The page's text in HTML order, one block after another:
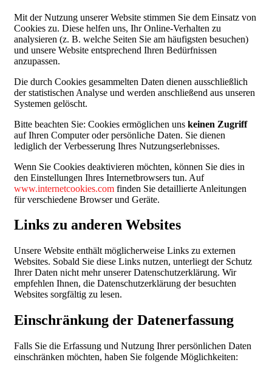
Mit der Nutzung unserer Website stimmen Sie dem Einsatz von
Cookies zu. Diese helfen uns, Ihr Online-Verhalten zu
analysieren (z. B. welche Seiten Sie am häufigsten besuchen)
und unsere Website entsprechend Ihren Bedürfnissen
anzupassen.
Die durch Cookies gesammelten Daten dienen ausschließlich
der statistischen Analyse und werden anschließend aus unseren
Systemen gelöscht.
Bitte beachten Sie: Cookies ermöglichen uns keinen Zugriff
auf Ihren Computer oder persönliche Daten. Sie dienen
lediglich der Verbesserung Ihres Nutzungserlebnisses.
Wenn Sie Cookies deaktivieren möchten, können Sie dies in
den Einstellungen Ihres Internetbrowsers tun. Auf
www.internetcookies.com finden Sie detaillierte Anleitungen
für verschiedene Browser und Geräte.
Links zu anderen Websites
Unsere Website enthält möglicherweise Links zu externen
Websites. Sobald Sie diese Links nutzen, unterliegt der Schutz
Ihrer Daten nicht mehr unserer Datenschutzerklärung. Wir
empfehlen Ihnen, die Datenschutzerklärung der besuchten
Websites sorgfältig zu lesen.
Einschränkung der Datenerfassung
Falls Sie die Erfassung und Nutzung Ihrer persönlichen Daten
einschränken möchten, haben Sie folgende Möglichkeiten: